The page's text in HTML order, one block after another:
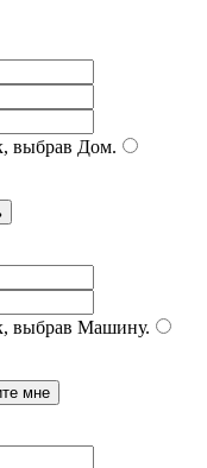
выбрав Дом.
выбрав Машину.